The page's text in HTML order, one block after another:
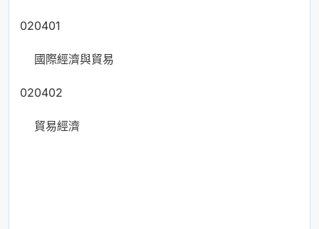
020401
國際經濟與貿易
020402
貿易經濟